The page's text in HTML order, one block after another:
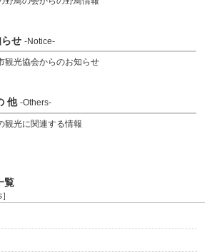
せ -Notice-
観光協会からのお知らせ
他 -Others-
観光に関連する情報
覧